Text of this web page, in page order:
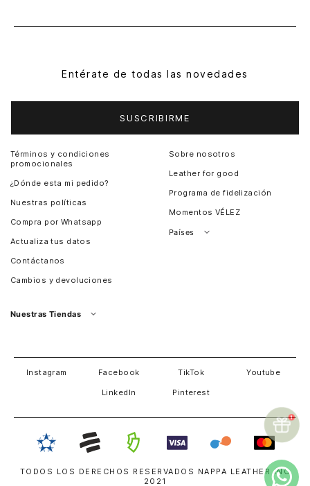
Entérate de todas las novedades
SUSCRIBIRME
Términos y condiciones
promocionales
¿Dónde esta mi pedido?
Nuestras políticas
Compra por Whatsapp
Actualiza tus datos
Contáctanos
Cambios y devoluciones
Sobre nosotros
Leather for good
Programa de fidelización
Momentos VÉLEZ
Países
Costa Rica
Nuestras Tiendas
Instagram
Facebook TikTok Youtube
LinkedIn Pinterest
TODOS LOS DERECHOS RESERVADOS NAPPA LEATHER INC
2021